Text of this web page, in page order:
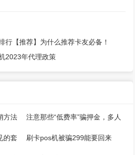
行【推荐】为什么推荐卡友必备！
2023年代理政策
方法
注意那些“低费率”骗押金，多人
上当受骗！
的套
刷卡pos机被骗299能要回来